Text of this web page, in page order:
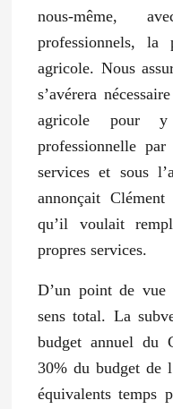
nous-même,
professionnels, la
agricole. Nous
s’avérera
agricole pour y
professionnelle
services et sous
annonçait
qu’il voulait
propres services.
D’un point de vue
sens total. La
budget annuel du
30% du budget de
équivalents temps